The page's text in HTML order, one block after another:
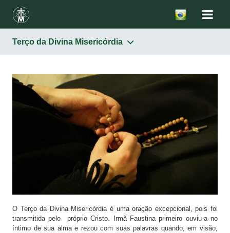
Terço da Divina Misericórdia
A Festa da Misericórdia
Terço da Divina Misericórdia
A Hora da Misericórdia
Propagação da devoção à Misericórdia
O Terço da Divina Misericórdia é uma oração excepcional, pois foi
transmitida pelo próprio Cristo. Irmã Faustina primeiro ouviu-a no
íntimo de sua alma e rezou com suas palavras quando, em visão,